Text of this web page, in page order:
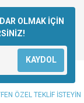
OLMAK İÇİN
KAYDOL
ÖZEL TEKLİF İSTEYİN